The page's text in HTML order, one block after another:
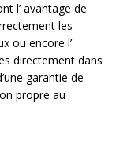
l’ avantage de
les
ou encore l’
directement dans
garantie de
propre au